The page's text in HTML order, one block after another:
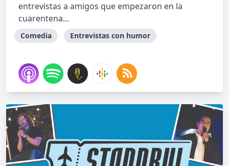
entrevistas a amigos que empezaron en la
cuarentena...
Comedia Entrevistas con humor